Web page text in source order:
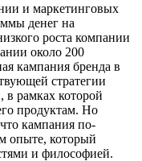
и маркетинговых
денег на
роста компании
около 200
кампания бренда в
стратегии
рамках которой
продуктам. Но
что кампания по-
опыте, который
и философией.